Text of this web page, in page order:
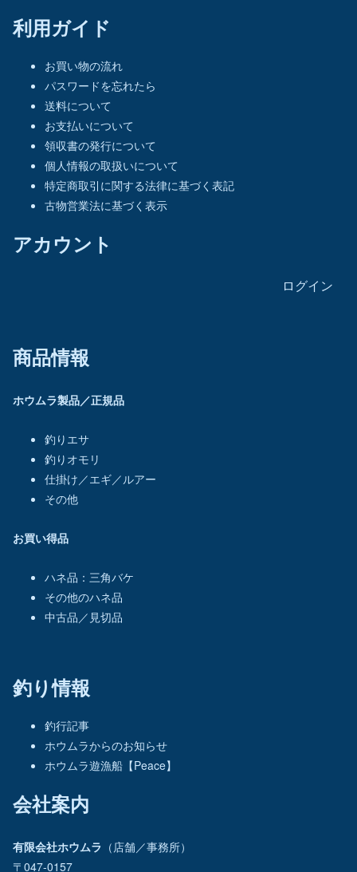
利用ガイド
お買い物の流れ
パスワードを忘れたら
送料について
お支払いについて
領収書の発行について
個人情報の取扱いについて
特定商取引に関する法律に基づく表記
古物営業法に基づく表示
アカウント
ログイン
商品情報
ホウムラ製品／正規品
釣りエサ
釣りオモリ
仕掛け／エギ／ルアー
その他
お買い得品
ハネ品：三角バケ
その他のハネ品
中古品／見切品
釣り情報
釣行記事
ホウムラからのお知らせ
ホウムラ遊漁船【Peace】
会社案内
有限会社ホウムラ （店舗／事務所）
〒047-0157